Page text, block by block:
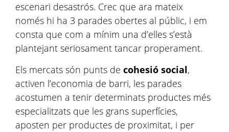
escenari desastrós. Crec que ara mateix
només hi ha 3 parades obertes al públic, i em
consta que com a mínim una d’elles s’està
plantejant seriosament tancar properament.
Els mercats són punts de cohesió social,
activen l’economia de barri, les parades
acostumen a tenir determinats productes més
especialitzats que les grans superfícies,
aposten per productes de proximitat, i per